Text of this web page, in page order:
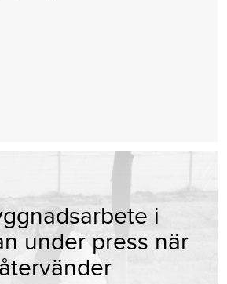
i
under press när